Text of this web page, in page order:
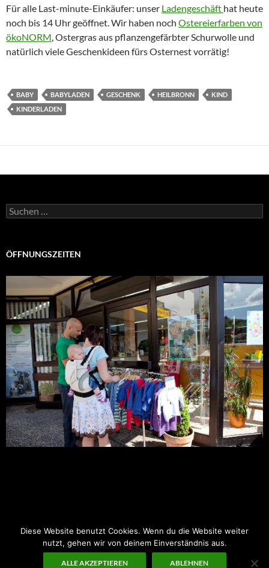
Für alle Last-minute-Einkäufer: unser Ladengeschäft hat heute
noch bis 14 Uhr geöffnet. Wir haben noch Ostereierfarben von
ökoNORM, Ostergras aus pflanzengefärbter Schurwolle und
natürlich viele Geschenkideen fürs Osternest vorrätig!
BABY BABYLADEN GESCHENK HEILBRONN
KIND
KINDERLADEN
Suchen
nach:
ÖFFNUNGSZEITEN
Diese Website benutzt Cookies. Wenn du die Website weiter
nutzt, gehen wir von deinem Einverständnis aus.
ALLE AKZEPTIEREN ABLEHNEN